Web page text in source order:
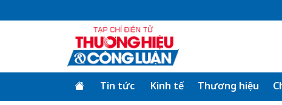
Tin tức Kinh tế Thương hiệu